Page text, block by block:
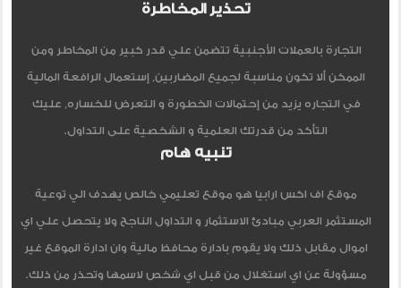
تحذير المخاطرة
التجارة بالعملات الأجنبية تتضمن علي قدر كبير من المخاطر ومن
الممكن ألا تكون مناسبة لجميع المضاربين, إستعمال الرافعة المالية
في التجاره يزيد من إحتمالات الخطورة و التعرض للخساره, عليك
التأكد من قدرتك العلمية و الشخصية على التداول.
تنبيه هام
موقع اف اكس ارابيا هو موقع تعليمي خالص يهدف الي توعية
المستثمر العربي مبادئ الاستثمار و التداول الناجح ولا يتحصل علي اي
اموال مقابل ذلك ولا يقوم بادارة محافظ مالية وان ادارة الموقع غير
مسؤولة عن اي استغلال من قبل اي شخص لاسمها وتحذر من ذلك.